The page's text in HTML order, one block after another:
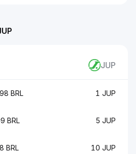
JUP
BRL 1 JUP
BRL 5 JUP
BRL 10 JUP